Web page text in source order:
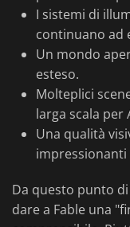
I sistemi di
continuano ad
Un mondo
esteso.
Molteplici
larga scala per
Una qualità
impressionanti
Da questo punto
dare a Fable una